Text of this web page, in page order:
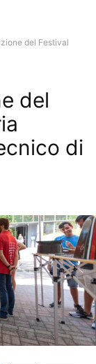
del Festival
del
di